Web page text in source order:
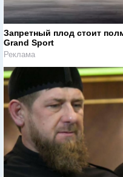
Запретный плод стоит
Grand Sport
Реклама